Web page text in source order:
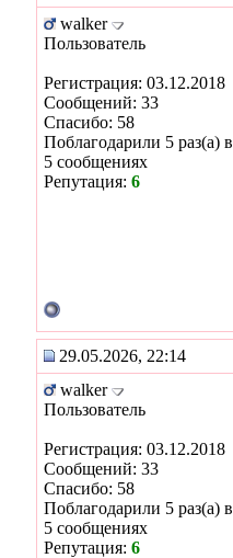
walker
Пользователь
Регистрация: 03.12.2018
Сообщений: 33
Спасибо: 58
Поблагодарили 5 раз(а) в
5 сообщениях
Репутация: 6
29.05.2026, 22:14
walker
Пользователь
Регистрация: 03.12.2018
Сообщений: 33
Спасибо: 58
Поблагодарили 5 раз(а) в
5 сообщениях
Репутация: 6